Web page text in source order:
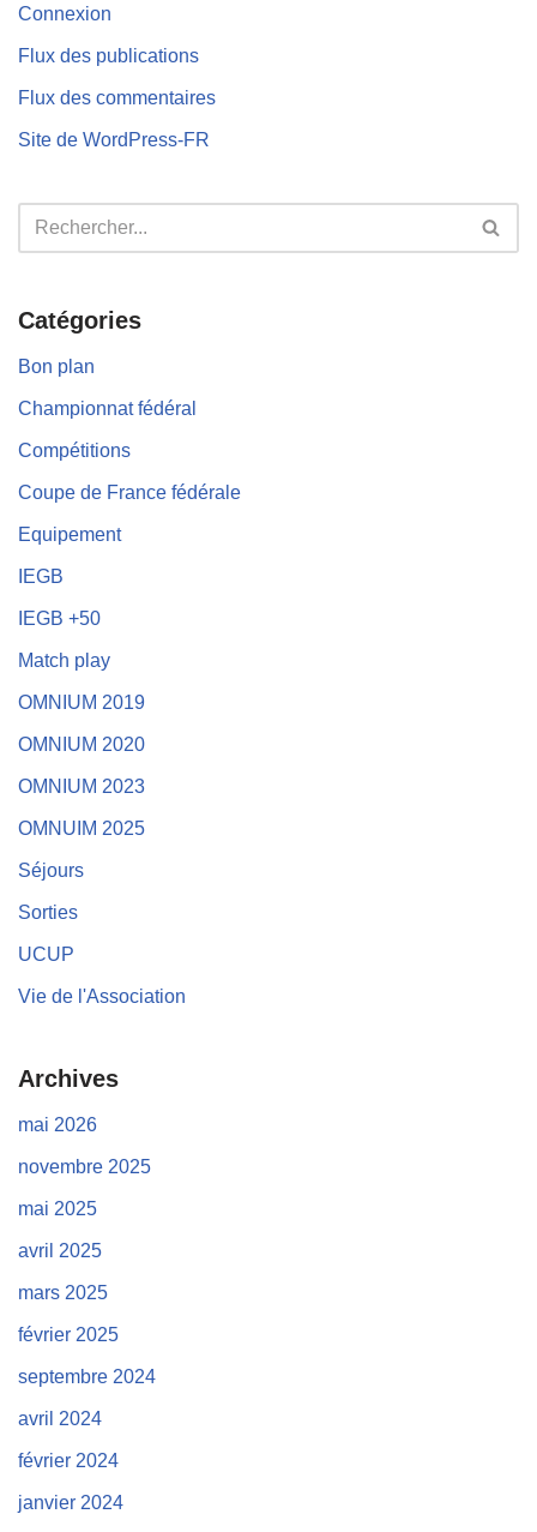
Connexion
Flux des publications
Flux des commentaires
Site de WordPress-FR
Catégories
Bon plan
Championnat fédéral
Compétitions
Coupe de France fédérale
Equipement
IEGB
IEGB +50
Match play
OMNIUM 2019
OMNIUM 2020
OMNIUM 2023
OMNUIM 2025
Séjours
Sorties
UCUP
Vie de l'Association
Archives
mai 2026
novembre 2025
mai 2025
avril 2025
mars 2025
février 2025
septembre 2024
avril 2024
février 2024
janvier 2024